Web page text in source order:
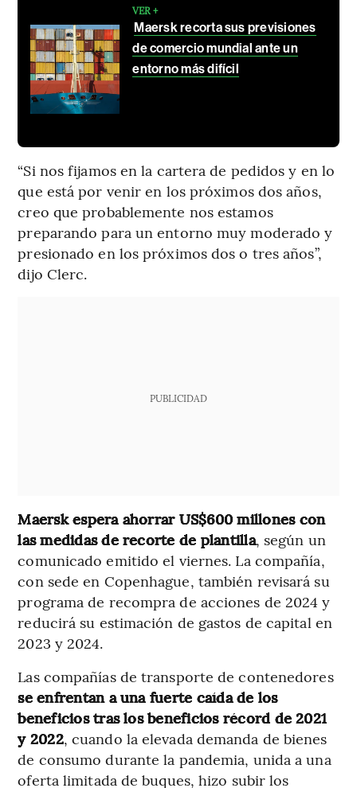
VER +
Maersk recorta sus previsiones
de comercio mundial ante un
entorno más difícil
“Si nos fijamos en la cartera de pedidos y en lo
que está por venir en los próximos dos años,
creo que probablemente nos estamos
preparando para un entorno muy moderado y
presionado en los próximos dos o tres años”,
dijo Clerc.
PUBLICIDAD
Maersk espera ahorrar US$600 millones con
las medidas de recorte de plantilla, según un
comunicado emitido el viernes. La compañía,
con sede en Copenhague, también revisará su
programa de recompra de acciones de 2024 y
reducirá su estimación de gastos de capital en
2023 y 2024.
Las compañías de transporte de contenedores
se enfrentan a una fuerte caída de los
beneficios tras los beneficios récord de 2021
y 2022, cuando la elevada demanda de bienes
de consumo durante la pandemia, unida a una
oferta limitada de buques, hizo subir los